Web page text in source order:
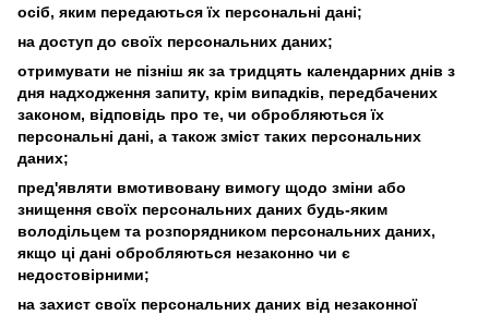
осіб, яким передаються їх персональні дані;
на доступ до своїх персональних даних;
отримувати не пізніш як за тридцять календарних днів з
дня надходження запиту, крім випадків, передбачених
законом, відповідь про те, чи обробляються їх
персональні дані, а також зміст таких персональних
даних;
пред'являти вмотивовану вимогу щодо зміни або
знищення своїх персональних даних будь-яким
володільцем та розпорядником персональних даних,
якщо ці дані обробляються незаконно чи є
недостовірними;
на захист своїх персональних даних від незаконної